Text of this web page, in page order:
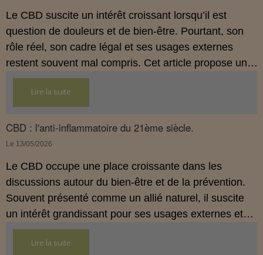
Le CBD suscite un intérêt croissant lorsqu’il est
question de douleurs et de bien‑être. Pourtant, son
rôle réel, son cadre légal et ses usages externes
restent souvent mal compris. Cet article propose une
mise au point claire, moderne et conforme à la
réglementation française de 2026, afin de mieux
comprendre comment le CBD s’intègre dans une
approche globale de prévention.
Lire la suite
CBD : l'anti-inflammatoire du 21ème siècle.
Le 13/05/2026
Le CBD occupe une place croissante dans les
discussions autour du bien‑être et de la prévention.
Souvent présenté comme un allié naturel, il suscite
un intérêt grandissant pour ses usages externes et
son interaction avec le système endocannabinoïde.
Cet article propose une mise au point claire, moderne
Lire la suite